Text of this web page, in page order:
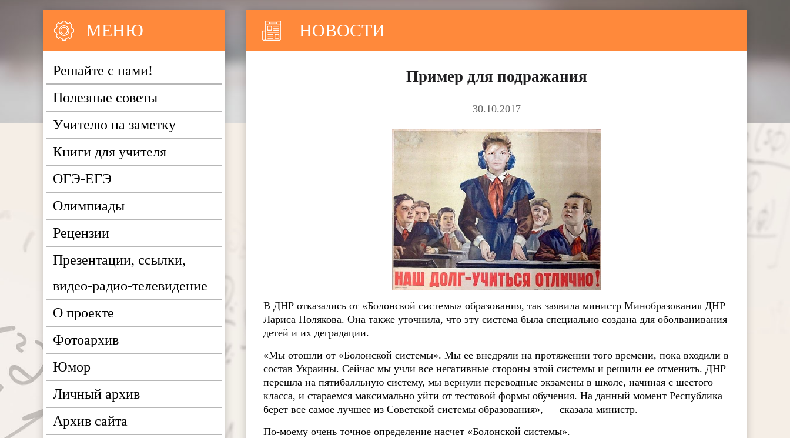
НОВОСТИ
Пример для подражания
30.10.2017
В ДНР отказались от «Болонской системы» образования, так заявила министр Минобразования ДНР
Лариса Полякова. Она также уточнила, что эту система была специально создана для оболванивания
детей и их деградации.
«Мы отошли от «Болонской системы». Мы ее внедряли на протяжении того времени, пока входили в
состав Украины. Сейчас мы учли все негативные стороны этой системы и решили ее отменить. ДНР
перешла на пятибалльную систему, мы вернули переводные экзамены в школе, начиная с шестого
класса, и стараемся максимально уйти от тестовой формы обучения. На данный момент Республика
берет все самое лучшее из Советской системы образования», — сказала министр.
По-моему очень точное определение насчет «Болонской системы».
МЕНЮ
Решайте с нами!
Полезные советы
Учителю на заметку
Книги для учителя
ОГЭ-ЕГЭ
Олимпиады
Рецензии
Презентации, ссылки,
видео-радио-телевидение
О проекте
Фотоархив
Юмор
Личный архив
Архив сайта